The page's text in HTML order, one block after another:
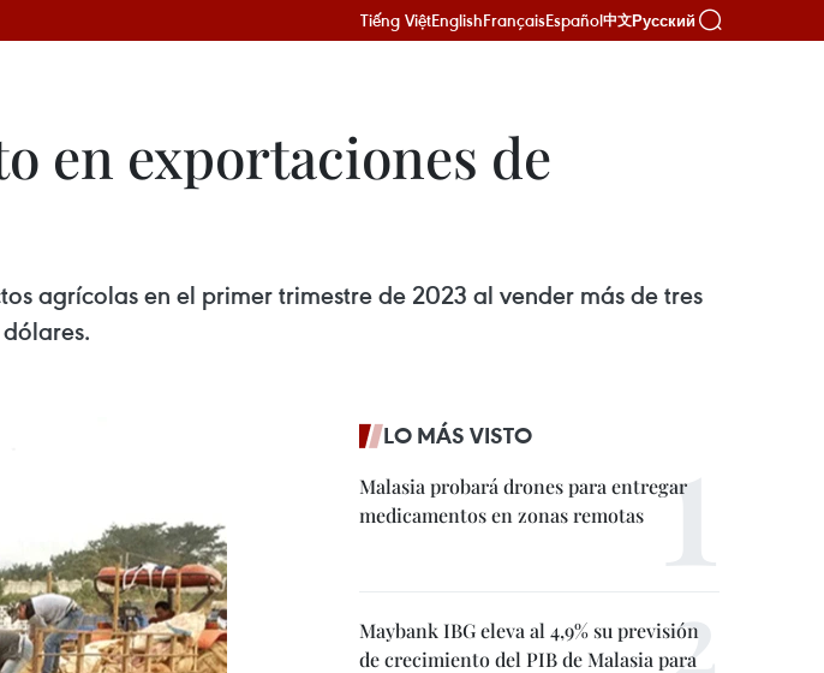
Tiếng ViệtEnglishFrançaisEspañol中文Русский
en exportaciones de
agrícolas en el primer trimestre de 2023 al vender más de tres
LO MÁS VISTO
Malasia probará drones para entregar
medicamentos en zonas remotas
Maybank IBG eleva al 4,9% su previsión
de crecimiento del PIB de Malasia para